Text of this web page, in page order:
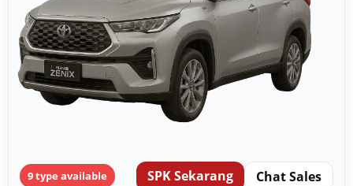
9 type available SPK Sekarang Chat Sales